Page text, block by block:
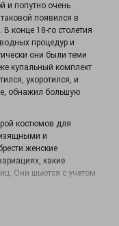
и попутно очень
появился в
конце 18-го столетия
процедур и
они были теми
купальный комплект
укоротился, и
обнажил большую
костюмов для
и
женские
какие
Они шьются с учетом